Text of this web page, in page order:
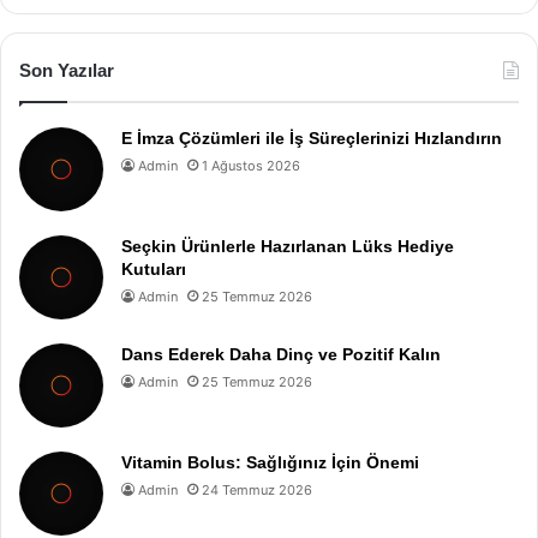
Son Yazılar
E İmza Çözümleri ile İş Süreçlerinizi Hızlandırın
Admin 1 Ağustos 2026
Seçkin Ürünlerle Hazırlanan Lüks Hediye
Kutuları
Admin 25 Temmuz 2026
Dans Ederek Daha Dinç ve Pozitif Kalın
Admin 25 Temmuz 2026
Vitamin Bolus: Sağlığınız İçin Önemi
Admin 24 Temmuz 2026